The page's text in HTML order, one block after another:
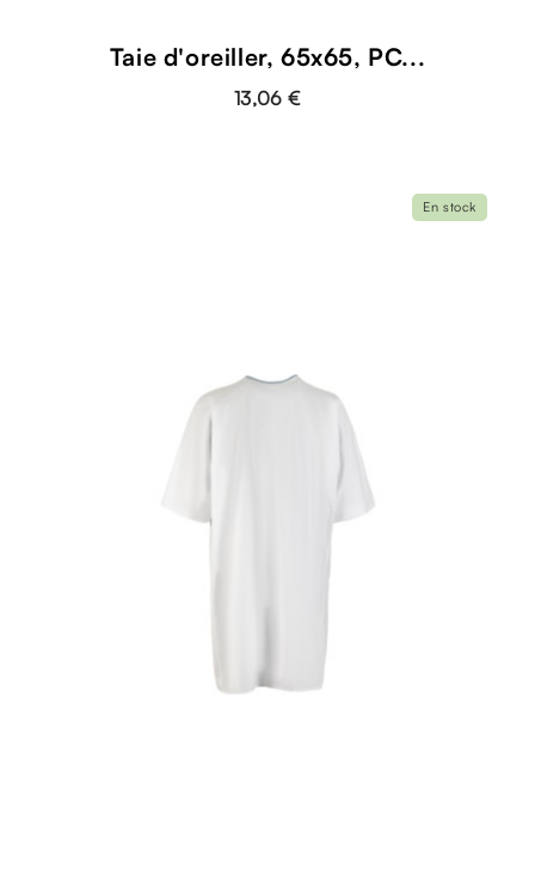
Taie d'oreiller, 65x65, PC...
13,06 €
En stock